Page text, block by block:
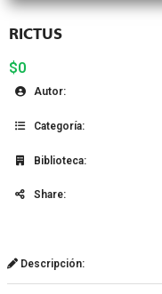
RICTUS
$0
Autor:
Categoría:
Biblioteca:
Share:
Descripción: